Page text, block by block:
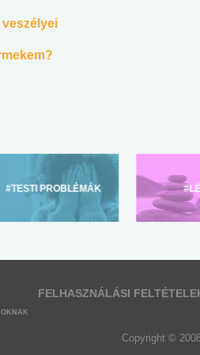
#TESTI PROBLÉMÁK
FELHASZNÁLÁSI
Copyright ©